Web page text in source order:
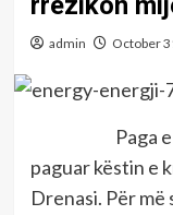
admin October
Paga e
paguar këstin e
Drenasi. Për më